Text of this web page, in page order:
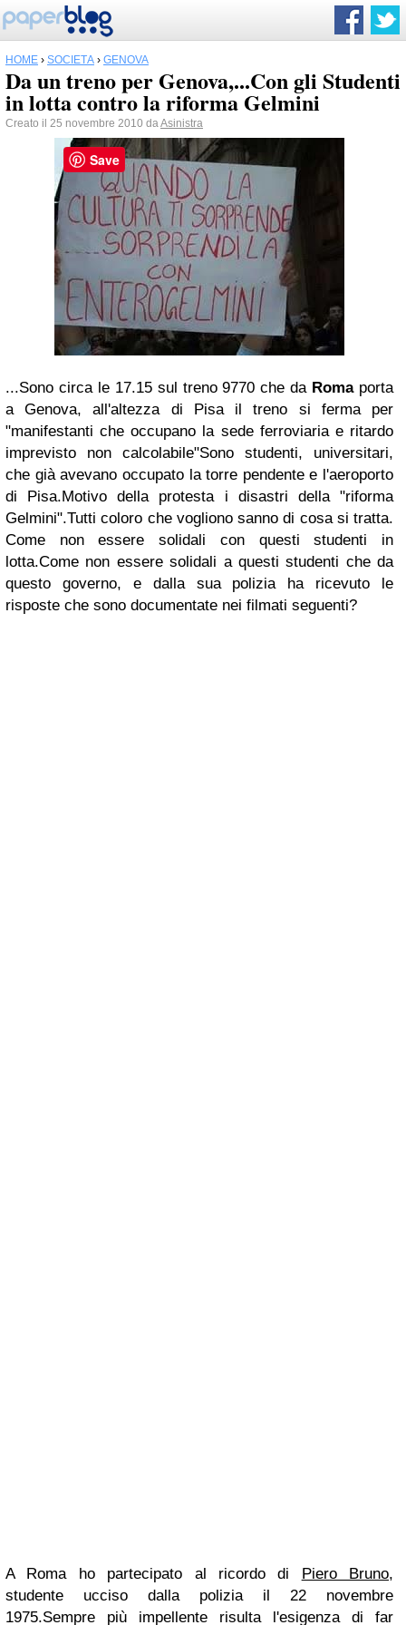
HOME › SOCIETÀ › GENOVA
Da un treno per Genova,...Con gli Studenti
in lotta contro la riforma Gelmini
Creato il 25 novembre 2010 daAsinistra
...Sono circa le 17.15 sul treno 9770 che da Romaporta
a Genova, all'altezza di Pisa il treno si ferma per
"manifestanti che occupano la sede ferroviaria e ritardo
imprevisto non calcolabile"Sono studenti, universitari,
che già avevano occupato la torre pendente e l'aeroporto
di Pisa.Motivo della protesta i disastri della "riforma
Gelmini".Tutti coloro che vogliono sanno di cosa si tratta.
Come non essere solidali con questi studenti in
lotta.Come non essere solidali a questi studenti che da
questo governo, e dalla sua polizia ha ricevuto le
risposte che sono documentate nei filmati seguenti?
A Roma ho partecipato al ricordo di Piero Bruno,
studente ucciso dalla polizia il 22 novembre
1975.Sempre più impellente risulta l'esigenza di far
Save